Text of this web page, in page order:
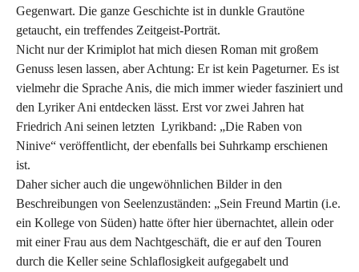
Gegenwart. Die ganze Geschichte ist in dunkle Grautöne
getaucht, ein treffendes Zeitgeist-Porträt.
Nicht nur der Krimiplot hat mich diesen Roman mit großem
Genuss lesen lassen, aber Achtung: Er ist kein Pageturner. Es ist
vielmehr die Sprache Anis, die mich immer wieder fasziniert und
den Lyriker Ani entdecken lässt. Erst vor zwei Jahren hat
Friedrich Ani seinen letzten Lyrikband: „Die Raben von
Ninive“ veröffentlicht, der ebenfalls bei Suhrkamp erschienen
ist.
Daher sicher auch die ungewöhnlichen Bilder in den
Beschreibungen von Seelenzuständen: „Sein Freund Martin (i.e.
ein Kollege von Süden) hatte öfter hier übernachtet, allein oder
mit einer Frau aus dem Nachtgeschäft, die er auf den Touren
durch die Keller seine Schlaflosigkeit aufgegabelt und